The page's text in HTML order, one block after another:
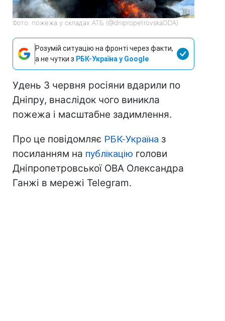
Фото: пожежа у складах АТБ (@dnipropetrovskaODA)
Розумій ситуацію на фронті через факти,
а не чутки з РБК-Україна у Google
Удень 3 червня росіяни вдарили по
Дніпру, внаслідок чого виникла
пожежа і масштабне задимлення.
Про це повідомляє РБК-Україна з
посиланням на публікацію голови
Дніпропетровської ОВА Олександра
Ганжі в мережі Telegram.